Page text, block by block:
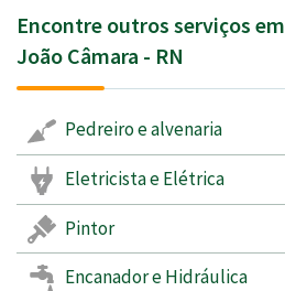
Encontre outros serviços em
João Câmara - RN
Pedreiro e alvenaria
Eletricista e Elétrica
Pintor
Encanador e Hidráulica